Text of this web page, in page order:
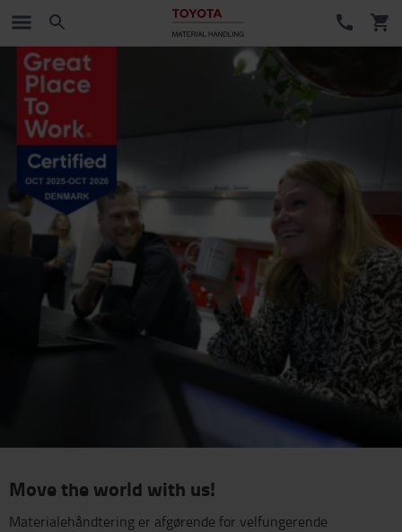
Move the world with us!
Materialehåndtering er afgørende for velfungerende